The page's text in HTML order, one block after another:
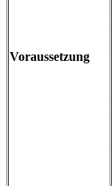
Voraussetzung